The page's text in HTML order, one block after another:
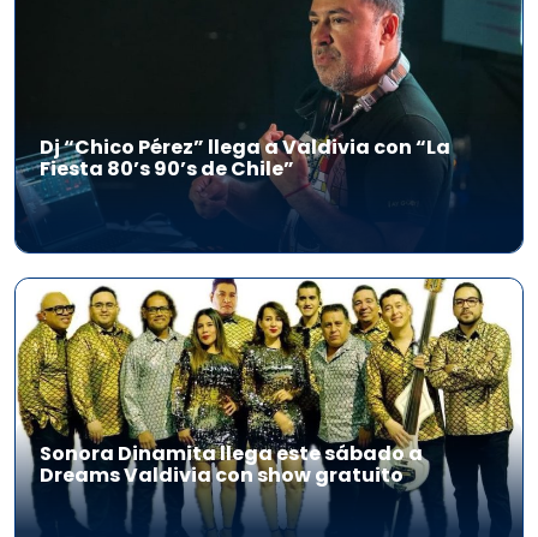
Dj “Chico Pérez” llega a Valdivia con “La
Fiesta 80’s 90’s de Chile”
Sonora Dinamita llega este sábado a
Dreams Valdivia con show gratuito